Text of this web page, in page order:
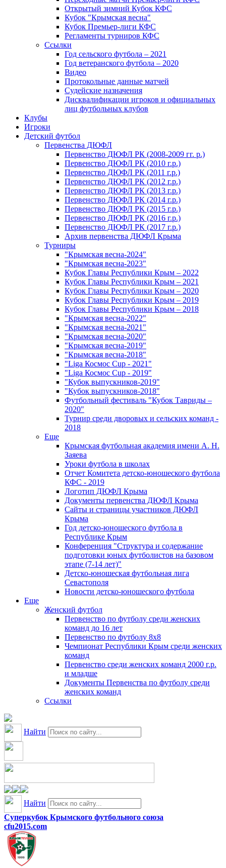
Открытый зимний Кубок КФС
Кубок "Крымская весна"
Кубок Премьер-лиги КФС
Регламенты турниров КФС
Ссылки
Год сельского футбола – 2021
Год ветеранского футбола – 2020
Видео
Протокольные данные матчей
Судейские назначения
Дисквалификации игроков и официальных
лиц футбольных клубов
Клубы
Игроки
Детский футбол
Первенства ДЮФЛ
Первенство ДЮФЛ РК (2008-2009 гг. р.)
Первенство ДЮФЛ РК (2010 г.р.)
Первенство ДЮФЛ РК (2011 г.р.)
Первенство ДЮФЛ РК (2012 г.р.)
Первенство ДЮФЛ РК (2013 г.р.)
Первенство ДЮФЛ РК (2014 г.р.)
Первенство ДЮФЛ РК (2015 г.р.)
Первенство ДЮФЛ РК (2016 г.р.)
Первенство ДЮФЛ РК (2017 г.р.)
Архив первенства ДЮФЛ Крыма
Турниры
"Крымская весна-2024"
"Крымская весна-2023"
Кубок Главы Республики Крым – 2022
Кубок Главы Республики Крым – 2021
Кубок Главы Республики Крым – 2020
Кубок Главы Республики Крым – 2019
Кубок Главы Республики Крым – 2018
"Крымская весна-2022"
"Крымская весна-2021"
"Крымская весна-2020"
"Крымская весна-2019"
"Крымская весна-2018"
"Liga Космос Cup - 2021"
"Liga Космос Cup - 2019"
"Кубок выпускников-2019"
"Кубок выпускников-2018"
Футбольный фестиваль "Кубок Тавриды –
2020"
Турнир среди дворовых и сельских команд -
2018
Еще
Крымская футбольная академия имени А. Н.
Заяева
Уроки футбола в школах
Отчет Комитета детско-юношеского футбола
КФС - 2019
Логотип ДЮФЛ Крыма
Документы первенства ДЮФЛ Крыма
Сайты и страницы участников ДЮФЛ
Крыма
Год детско-юношеского футбола в
Республике Крым
Конференция "Структура и содержание
подготовки юных футболистов на базовом
этапе (7-14 лет)"
Детско-юношеская футбольная лига
Севастополя
Новости детско-юношеского футбола
Еще
Женский футбол
Первенство по футболу среди женских
команд до 16 лет
Первенство по футболу 8х8
Чемпионат Республики Крым среди женских
команд
Первенство среди женских команд 2000 г.р.
и младше
Документы Первенства по футболу среди
женских команд
Ссылки
Найти
Найти
Суперкубок Крымского футбольного союза
cfu2015.com